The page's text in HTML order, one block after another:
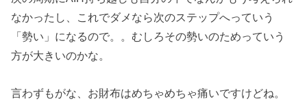
なかったし、これでダメなら次のステップへっていう
「勢い」になるので。。むしろその勢いのためっていう
方が大きいのかな。
言わずもがな、お財布はめちゃめちゃ痛いですけどね。